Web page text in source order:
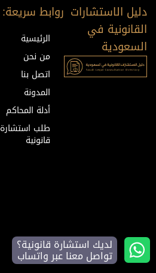
دليل الاستشارات
القانونية في
السعودية
روابط سريعة:
الرئيسية
من نحن
اتصل بنا
المدونة
أدلة المحاكم
طلب استشارة
قانونية
لديك استشارة قانونية؟
تواصل معنا عبر واتساب